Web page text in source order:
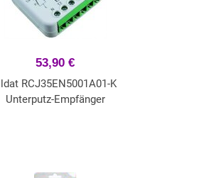
53,90 €
RCJ35EN5001A01-K
Unterputz-Empfänger